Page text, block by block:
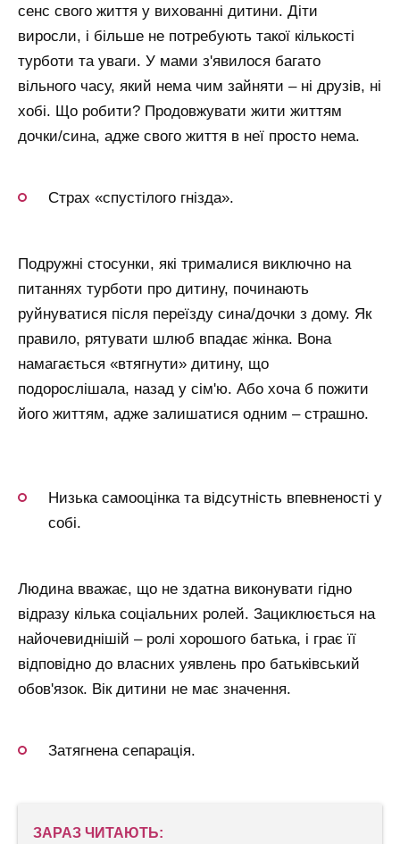
сенс свого життя у вихованні дитини. Діти
виросли, і більше не потребують такої кількості
турботи та уваги. У мами з'явилося багато
вільного часу, який нема чим зайняти – ні друзів, ні
хобі. Що робити? Продовжувати жити життям
дочки/сина, адже свого життя в неї просто нема.
Страх «спустілого гнізда».
Подружні стосунки, які трималися виключно на
питаннях турботи про дитину, починають
руйнуватися після переїзду сина/дочки з дому. Як
правило, рятувати шлюб впадає жінка. Вона
намагається «втягнути» дитину, що
подорослішала, назад у сім'ю. Або хоча б пожити
його життям, адже залишатися одним – страшно.
Низька самооцінка та відсутність впевненості у
собі.
Людина вважає, що не здатна виконувати гідно
відразу кілька соціальних ролей. Зациклюється на
найочевиднішій – ролі хорошого батька, і грає її
відповідно до власних уявлень про батьківський
обов'язок. Вік дитини не має значення.
Затягнена сепарація.
ЗАРАЗ ЧИТАЮТЬ: